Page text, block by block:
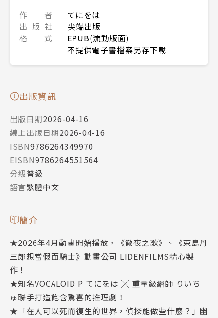
作 者
てにをは
出 版 社
尖端出版
格 式
EPUB(流動版面)
不提供電子書檔案另存下載
出版資訊
出版日期2026-04-16
線上出版日期2026-04-16
ISBN9786264349970
EISBN9786264551564
分級普級
語言繁體中文
簡介
★2026年4月動畫開始播放，《徹夜之歌》、《東島丹
三郎想當假面騎士》動畫公司 LIDENFILMS精心製
作！
★知名VOCALOID P てにをは ╳ 重量級繪師 りいち
ゅ聯手打造飽含驚喜的推理劇！
★「在人可以死而復生的世界，偵探能做些什麼？」幽